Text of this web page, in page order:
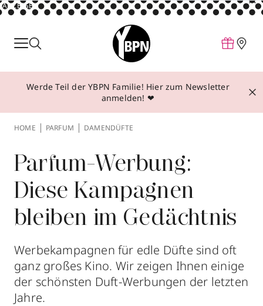
ANZEIGE
Parfum
Make-up
Behandlungen
Über YBPN
Aktionen
Storefinder
Werde Teil der YBPN Familie! Hier zum Newsletter
anmelden! ❤
HOME PARFUM DAMENDÜFTE
Parfum-Werbung:
Diese Kampagnen
bleiben im Gedächtnis
Werbekampagnen für edle Düfte sind oft
ganz großes Kino. Wir zeigen Ihnen einige
der schönsten Duft-Werbungen der letzten
Jahre.